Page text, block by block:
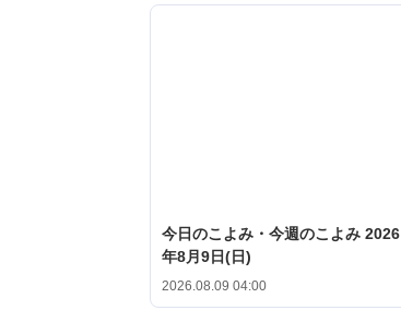
今日のこよみ・今週のこよみ 2026
年8月9日(日)
2026.08.09 04:00